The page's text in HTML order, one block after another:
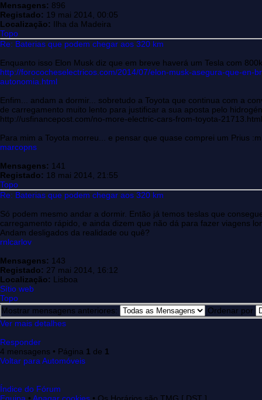
Mensagens: 896
Registado: 19 mai 2014, 00:05
Localização: Ilha da Madeira
Topo
Re: Baterias que podem chegar aos 320 km
Enquanto isso Elon Musk diz que em breve haverá um Tesla com
http://forococheselectricos.com/2014/07/elon-musk-asegura-que-en-
autonomia.html
Enfim... andam a dormir... sobretudo a Toyota que continua com a
de carregamento muito lento para justificar a sua aposta pelo
http://usfinancepost.com/no-more-electric-cars-from-toyota-21713.html
Para mim a Toyota morreu... e pensar que quase comprei um Prius
marcopns
Mensagens: 141
Registado: 18 mai 2014, 21:55
Topo
Re: Baterias que podem chegar aos 320 km
Só podem mesmo andar a dormir. Então já temos teslas que
carregamento rápido, e ainda dizem que não dá para fazer viagens
Andam desligados da realidade ou quê?
rnlcarlov
Mensagens: 143
Registado: 27 mai 2014, 16:12
Localização: Lisboa
Sítio web
Topo
Mostrar mensagens anteriores:
Ordenar por
Ver mais detalhes
Responder
4 mensagens • Página 1 de 1
Voltar para Automóveis
Índice do Fórum